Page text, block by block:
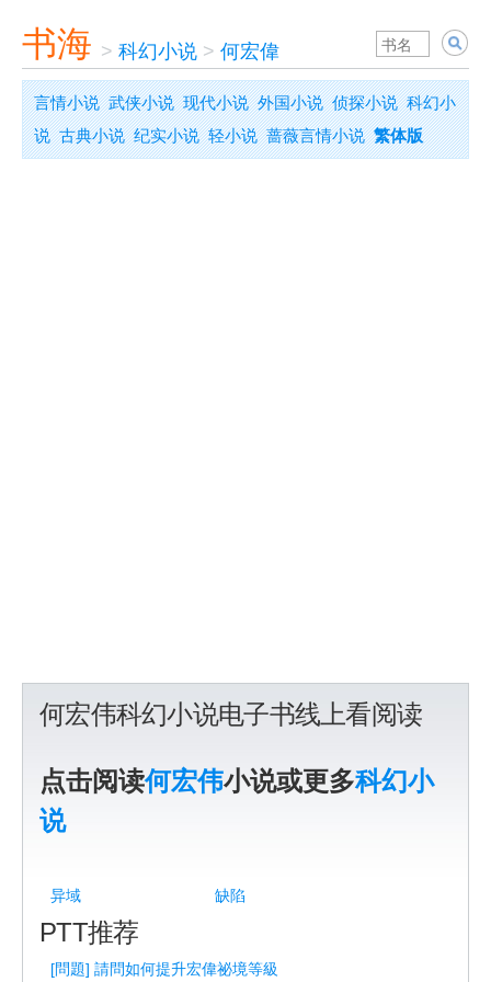
书海 > 科幻小说 > 何宏偉
言情小说 武侠小说 现代小说 外国小说 侦探小说 科幻小
说 古典小说 纪实小说 轻小说 蔷薇言情小说 繁体版
何宏伟科幻小说电子书线上看阅读
点击阅读何宏伟小说或更多科幻小
说
异域 缺陷
PTT推荐
[問題] 請問如何提升宏偉祕境等級